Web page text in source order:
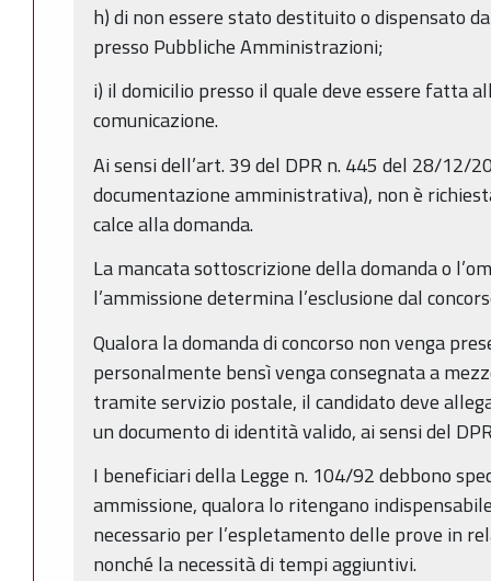
h) di non essere stato destituito o dispensato
presso Pubbliche Amministrazioni;
i) il domicilio presso il quale deve essere fatta
comunicazione.
Ai sensi dell’art. 39 del DPR n. 445 del 28/12/
documentazione amministrativa), non è
calce alla domanda.
La mancata sottoscrizione della domanda o
l’ammissione determina l’esclusione dal
Qualora la domanda di concorso non venga
personalmente bensì venga consegnata a
tramite servizio postale, il candidato deve
un documento di identità valido, ai sensi del
I beneficiari della Legge n. 104/92 debbono
ammissione, qualora lo ritengano
necessario per l’espletamento delle prove in
nonché la necessità di tempi aggiuntivi.